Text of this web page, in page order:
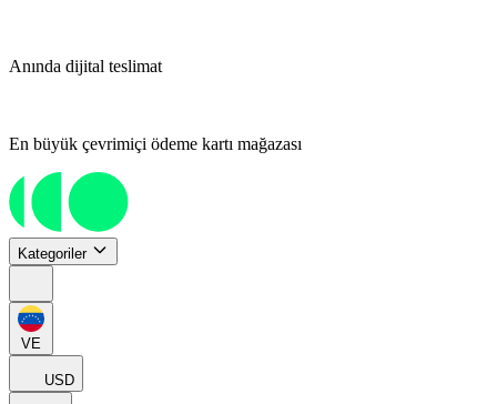
Anında dijital teslimat
En büyük çevrimiçi ödeme kartı mağazası
Kategoriler
VE
USD